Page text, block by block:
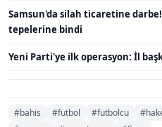
Samsun'da silah ticaretine
tepelerine bindi
Yeni Parti'ye ilk operasyon: İl
#bahis #futbol #futbolcu